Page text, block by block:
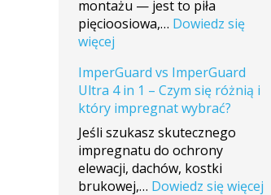
Denver
zakończony
montażu — jest to piła
pięcioosiowa,… Dowiedz się
więcej
dot.
montażu
maszyny
w
firmie
Maras
Stone
ImperGuard vs ImperGuard
Ultra 4 in 1 – Czym się różnią i
który impregnat wybrać?
Jeśli szukasz skutecznego
impregnatu do ochrony
elewacji, dachów, kostki
brukowej,… Dowiedz się więcej